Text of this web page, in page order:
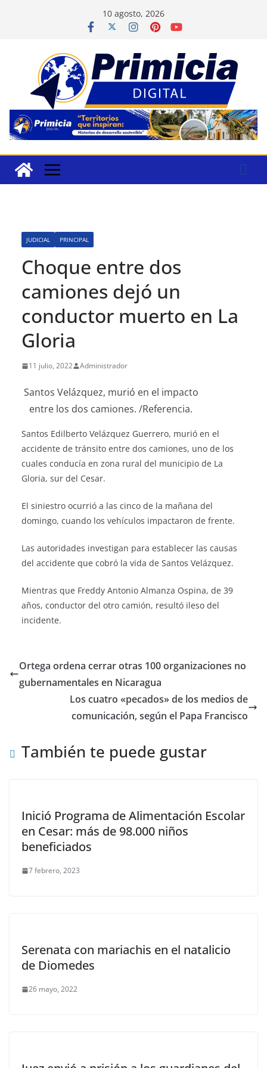
10 agosto, 2026
JUDICIAL PRINCIPAL
Choque entre dos
camiones dejó un
conductor muerto en La
Gloria
11 julio, 2022 Administrador
Santos Velázquez, murió en el impacto
entre los dos camiones. /Referencia.
Santos Edilberto Velázquez Guerrero, murió en el
accidente de tránsito entre dos camiones, uno de los
cuales conducía en zona rural del municipio de La
Gloria, sur del Cesar.
El siniestro ocurrió a las cinco de la mañana del
domingo, cuando los vehículos impactaron de frente.
Las autoridades investigan para establecer las causas
del accidente que cobró la vida de Santos Velázquez.
Mientras que Freddy Antonio Almanza Ospina, de 39
años, conductor del otro camión, resultó ileso del
incidente.
Ortega ordena cerrar otras 100 organizaciones no
gubernamentales en Nicaragua
Los cuatro «pecados» de los medios de
comunicación, según el Papa Francisco
También te puede gustar
Inició Programa de Alimentación Escolar
en Cesar: más de 98.000 niños
beneficiados
7 febrero, 2023
Serenata con mariachis en el natalicio
de Diomedes
26 mayo, 2022